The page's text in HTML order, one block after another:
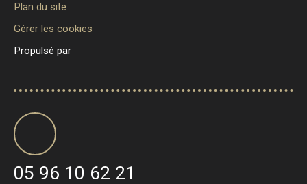
Plan du site
Gérer les cookies
Propulsé par
05 96 10 62 21